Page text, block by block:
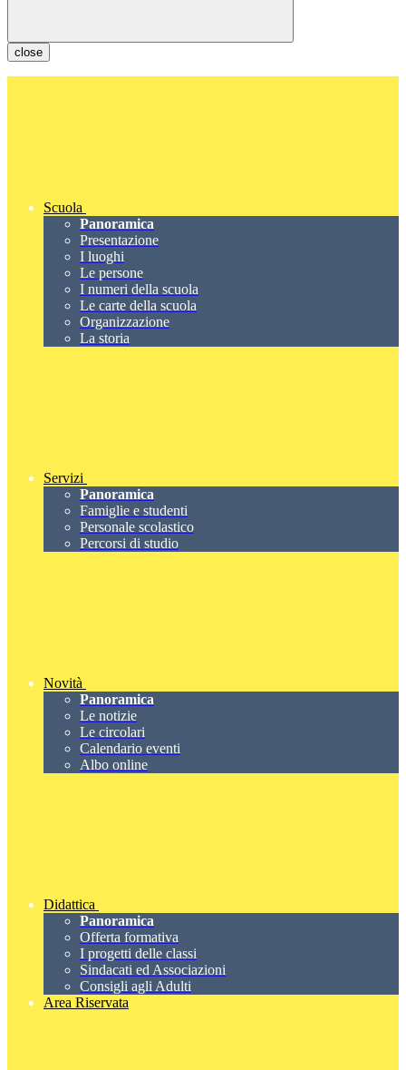
close
Scuola
Panoramica
Presentazione
I luoghi
Le persone
I numeri della scuola
Le carte della scuola
Organizzazione
La storia
Servizi
Panoramica
Famiglie e studenti
Personale scolastico
Percorsi di studio
Novità
Panoramica
Le notizie
Le circolari
Calendario eventi
Albo online
Didattica
Panoramica
Offerta formativa
I progetti delle classi
Sindacati ed Associazioni
Consigli agli Adulti
Area Riservata